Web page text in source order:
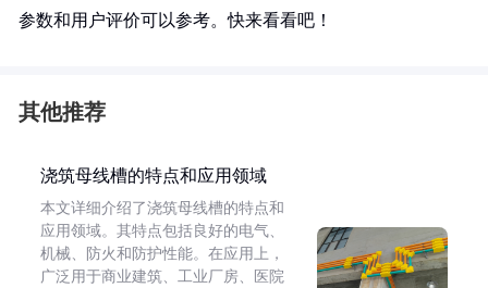
参数和用户评价可以参考。快来看看吧！
其他推荐
浇筑母线槽的特点和应用领域
本文详细介绍了浇筑母线槽的特点和
应用领域。其特点包括良好的电气、
机械、防火和防护性能。在应用上，
广泛用于商业建筑、工业厂房、医院